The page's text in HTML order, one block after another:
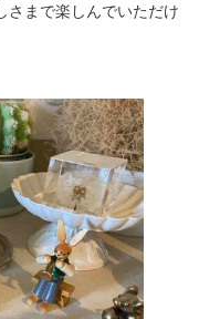
さまで楽しんでいただけ